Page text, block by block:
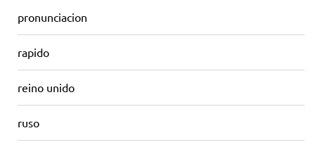
pronunciacion
rapido
reino unido
ruso